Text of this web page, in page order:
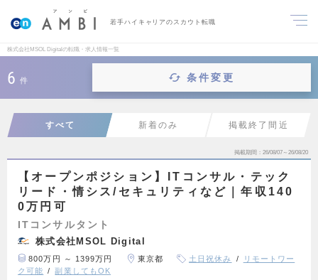
若手ハイキャリアのスカウト転職
株式会社MSOL Digitalの転職・求人情報一覧
6 件 条件変更
すべて 新着のみ 掲載終了間近
掲載期間 26/08/07～26/08/20
【オープンポジション】ITコンサル・テック
リード・情シス/セキュリティなど｜年収140
0万円可
ITコンサルタント
株式会社MSOL Digital
800万円 ～ 1399万円 東京都 土日祝休み
リモートワー
ク可能
副業してもOK